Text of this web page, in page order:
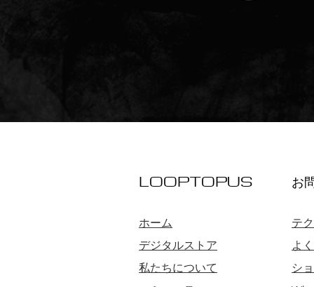
LOOPTOPUS
ホーム
デジタルストア
私たちについて
お
テ
よ
シ